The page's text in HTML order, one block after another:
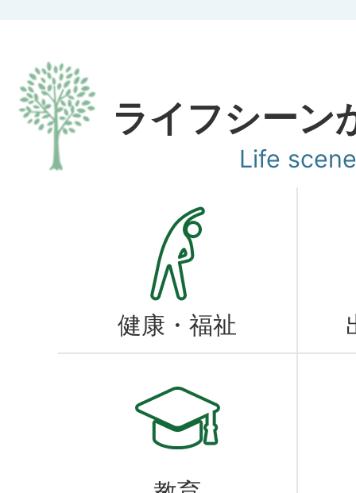
広報しかべ 令和8年8月
2026年07月31日
マイナンバーカードの
2026年07月31日
「しかべ海と温泉のま
場庁舎展望ラウンジ観
2026年07月31日
ライフシーン
Life scene
健康・福祉